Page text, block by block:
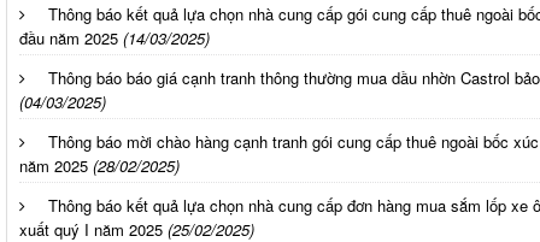
Thông báo kết quả lựa chọn nhà cung cấp gói cung cấp thuê ngoài
đầu năm 2025 (14/03/2025)
Thông báo báo giá cạnh tranh thông thường mua dầu nhờn Castrol
(04/03/2025)
Thông báo mời chào hàng cạnh tranh gói cung cấp thuê ngoài bốc
năm 2025 (28/02/2025)
Thông báo kết quả lựa chọn nhà cung cấp đơn hàng mua sắm lốp xe
xuất quý I năm 2025 (25/02/2025)